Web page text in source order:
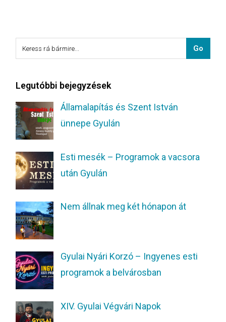
Legutóbbi bejegyzések
Államalapítás és Szent István
ünnepe Gyulán
Esti mesék – Programok a vacsora
után Gyulán
Nem állnak meg két hónapon át
Gyulai Nyári Korzó – Ingyenes esti
programok a belvárosban
XIV. Gyulai Végvári Napok